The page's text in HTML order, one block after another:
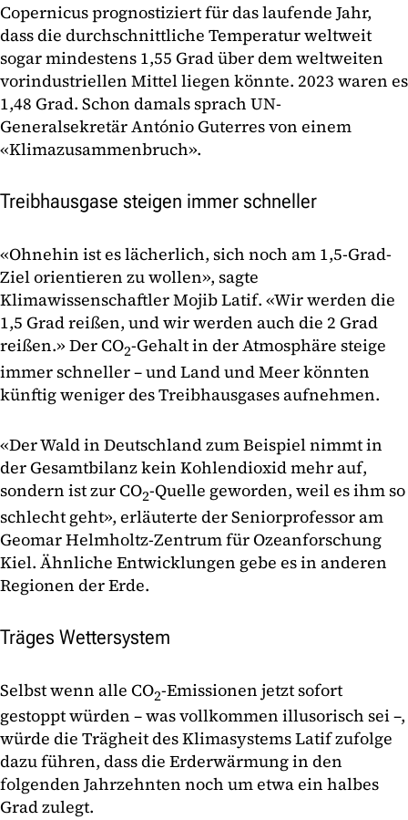
Copernicus prognostiziert für das laufende Jahr,
dass die durchschnittliche Temperatur weltweit
sogar mindestens 1,55 Grad über dem weltweiten
vorindustriellen Mittel liegen könnte. 2023 waren es
1,48 Grad. Schon damals sprach UN-
Generalsekretär António Guterres von einem
«Klimazusammenbruch».
Treibhausgase steigen immer schneller
«Ohnehin ist es lächerlich, sich noch am 1,5-Grad-
Ziel orientieren zu wollen», sagte
Klimawissenschaftler Mojib Latif. «Wir werden die
1,5 Grad reißen, und wir werden auch die 2 Grad
reißen.» Der CO2-Gehalt in der Atmosphäre steige
immer schneller – und Land und Meer könnten
künftig weniger des Treibhausgases aufnehmen.
«Der Wald in Deutschland zum Beispiel nimmt in
der Gesamtbilanz kein Kohlendioxid mehr auf,
sondern ist zur CO2-Quelle geworden, weil es ihm so
schlecht geht», erläuterte der Seniorprofessor am
Geomar Helmholtz-Zentrum für Ozeanforschung
Kiel. Ähnliche Entwicklungen gebe es in anderen
Regionen der Erde.
Träges Wettersystem
Selbst wenn alle CO2-Emissionen jetzt sofort
gestoppt würden – was vollkommen illusorisch sei –,
würde die Trägheit des Klimasystems Latif zufolge
dazu führen, dass die Erderwärmung in den
folgenden Jahrzehnten noch um etwa ein halbes
Grad zulegt.